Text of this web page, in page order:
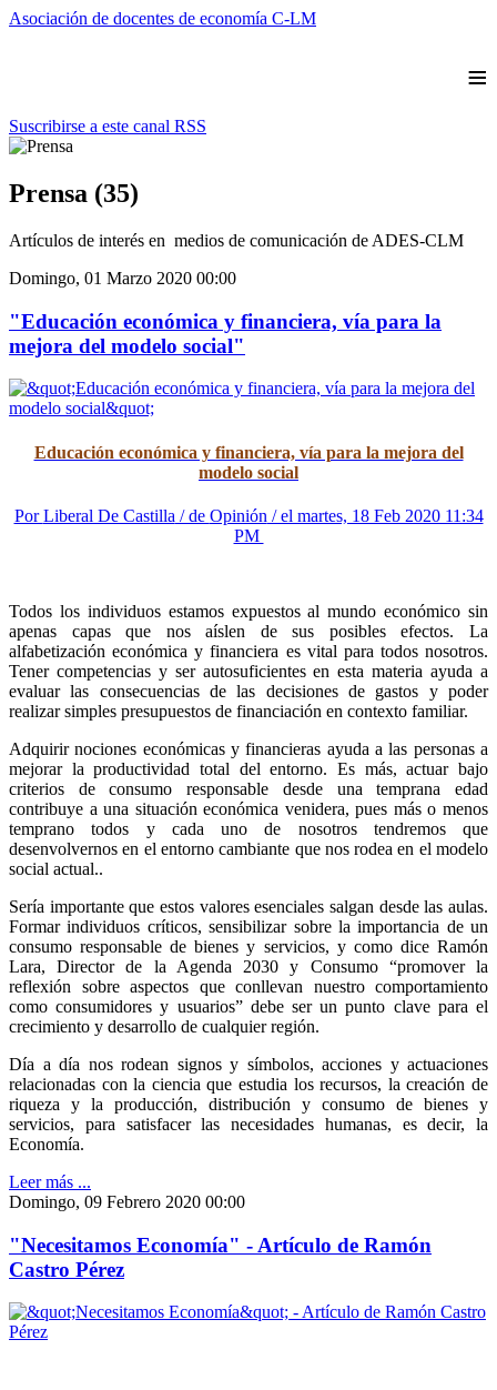
Asociación de docentes de economía C-LM
≡
Suscribirse a este canal RSS
Prensa (35)
Artículos de interés en medios de comunicación de ADES-CLM
Domingo, 01 Marzo 2020 00:00
"Educación económica y financiera, vía para la
mejora del modelo social"
Educación económica y financiera, vía para la mejora del
modelo social
PorLiberal De Castilla / de Opinión / el martes, 18 Feb 2020 11:34
PM
Todos los individuos estamos expuestos al mundo económico sin
apenas capas que nos aíslen de sus posibles efectos. La
alfabetización económica y financiera es vital para todos nosotros.
Tener competencias y ser autosuficientes en esta materia ayuda a
evaluar las consecuencias de las decisiones de gastos y poder
realizar simples presupuestos de financiación en contexto familiar.
Adquirir nociones económicas y financieras ayuda a las personas a
mejorar la productividad total del entorno. Es más, actuar bajo
criterios de consumo responsable desde una temprana edad
contribuye a una situación económica venidera, pues más o menos
temprano todos y cada uno de nosotros tendremos que
desenvolvernos en el entorno cambiante que nos rodea en el modelo
social actual..
Sería importante que estos valores esenciales salgan desde las aulas.
Formar individuos críticos, sensibilizar sobre la importancia de un
consumo responsable de bienes y servicios, y como dice Ramón
Lara, Director de la Agenda 2030 y Consumo “promover la
reflexión sobre aspectos que conllevan nuestro comportamiento
como consumidores y usuarios” debe ser un punto clave para el
crecimiento y desarrollo de cualquier región.
Día a día nos rodean signos y símbolos, acciones y actuaciones
relacionadas con la ciencia que estudia los recursos, la creación de
riqueza y la producción, distribución y consumo de bienes y
servicios, para satisfacer las necesidades humanas, es decir, la
Economía.
Leer más ...
Domingo, 09 Febrero 2020 00:00
"Necesitamos Economía" - Artículo de Ramón
Castro Pérez